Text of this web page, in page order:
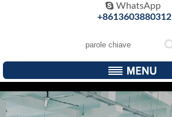
 WhatsApp
+8613603880312